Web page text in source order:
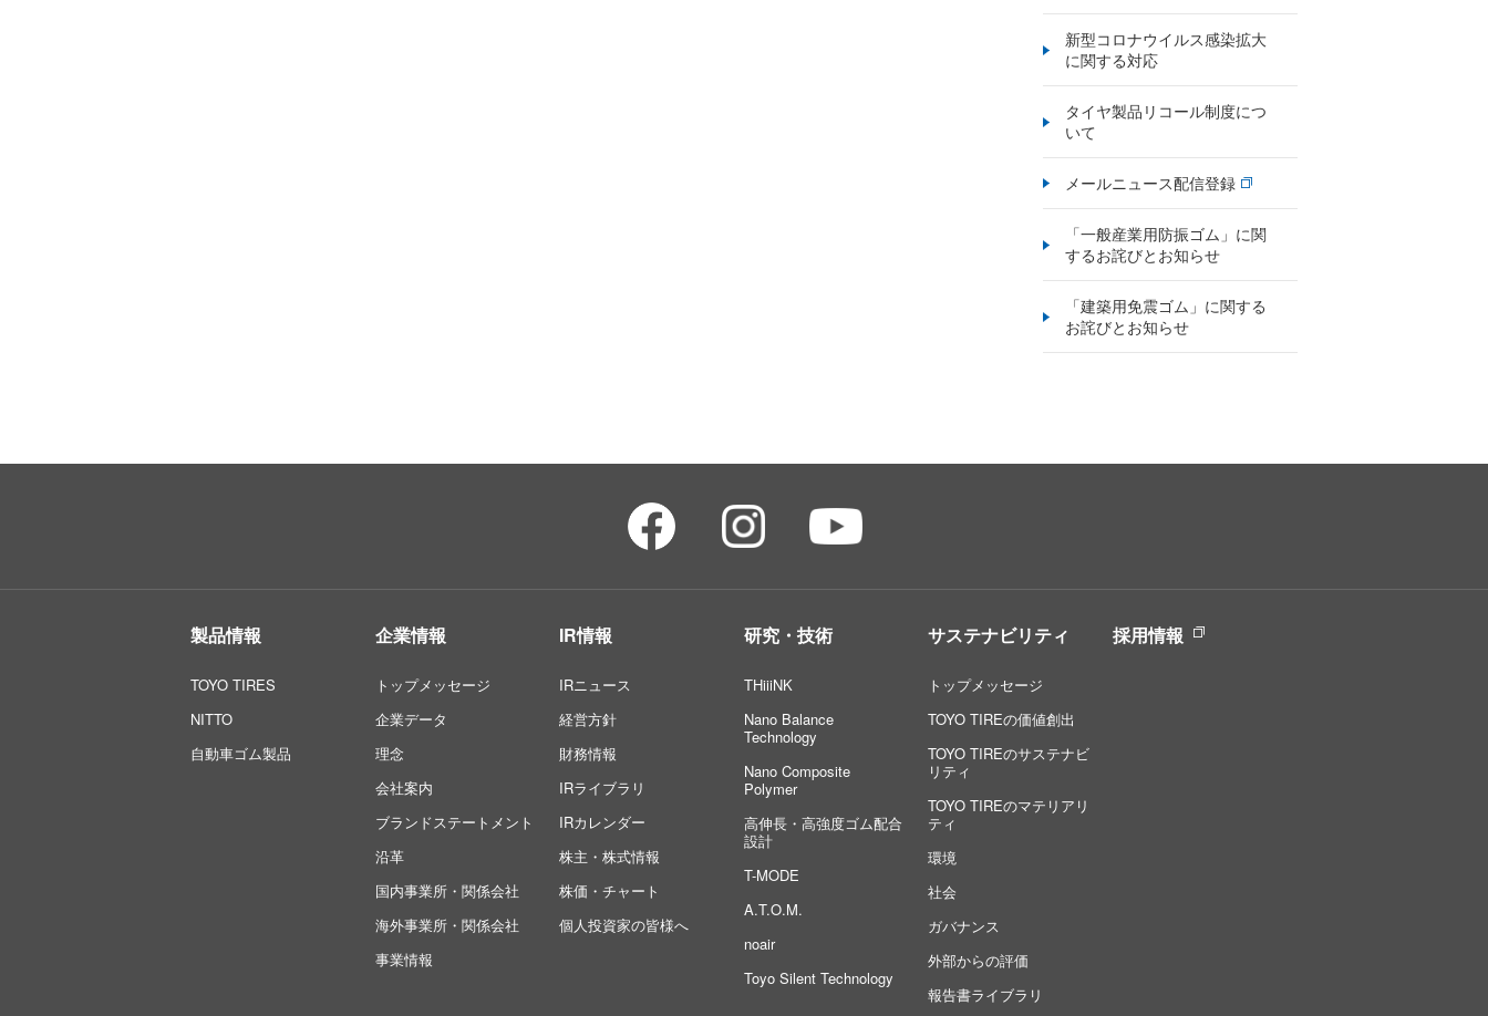
新型コロナウイルス感染拡大
に関する対応
タイヤ製品リコール制度につ
いて
メールニュース配信登録
「一般産業用防振ゴム」に関
するお詫びとお知らせ
「建築用免震ゴム」に関する
お詫びとお知らせ
製品情報
TOYO TIRES
NITTO
自動車ゴム製品
企業情報
トップメッセージ
企業データ
理念
会社案内
ブランドステートメント
沿革
国内事業所・関係会社
海外事業所・関係会社
事業情報
IR情報
IRニュース
経営方針
財務情報
IRライブラリ
IRカレンダー
株主・株式情報
株価・チャート
個人投資家の皆様へ
研究・技術
THiiiNK
Nano Balance
Technology
Nano Composite
Polymer
高伸長・高強度ゴム配合
設計
T-MODE
A.T.O.M.
noair
Toyo Silent Technology
サステナビリティ
トップメッセージ
TOYO TIREの価値創出
TOYO TIREのサステナビ
リティ
TOYO TIREのマテリアリ
ティ
環境
社会
ガバナンス
外部からの評価
報告書ライブラリ
採用情報